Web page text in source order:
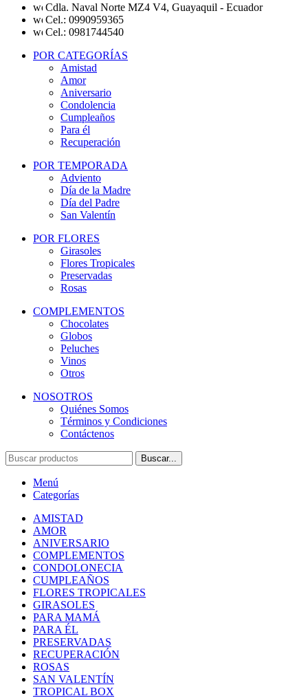
Cdla. Naval Norte MZ4 V4, Guayaquil - Ecuador
Cel.: 0990959365
Cel.: 0981744540
POR CATEGORÍAS
Amistad
Amor
Aniversario
Condolencia
Cumpleaños
Para él
Recuperación
POR TEMPORADA
Adviento
Día de la Madre
Día del Padre
San Valentín
POR FLORES
Girasoles
Flores Tropicales
Preservadas
Rosas
COMPLEMENTOS
Chocolates
Globos
Peluches
Vinos
Otros
NOSOTROS
Quiénes Somos
Términos y Condiciones
Contáctenos
Buscar...
Menú
Categorías
AMISTAD
AMOR
ANIVERSARIO
COMPLEMENTOS
CONDOLONECIA
CUMPLEAÑOS
FLORES TROPICALES
GIRASOLES
PARA MAMÁ
PARA ÉL
PRESERVADAS
RECUPERACIÓN
ROSAS
SAN VALENTÍN
TROPICAL BOX